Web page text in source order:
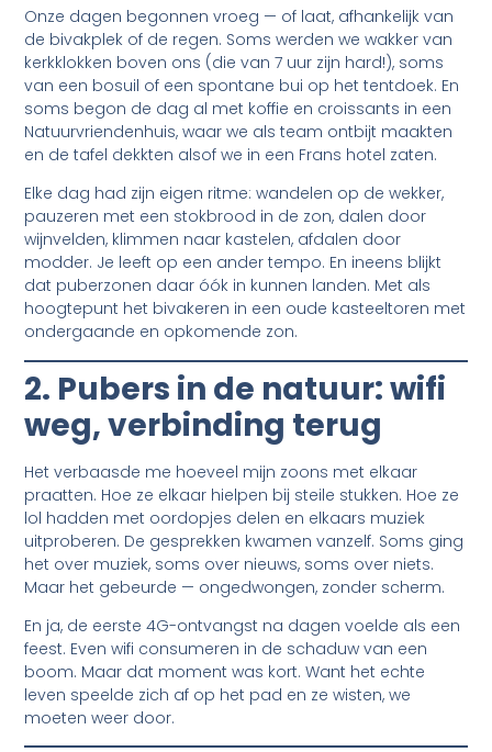
Onze dagen begonnen vroeg — of laat, afhankelijk van
de bivakplek of de regen. Soms werden we wakker van
kerkklokken boven ons (die van 7 uur zijn hard!), soms
van een bosuil of een spontane bui op het tentdoek. En
soms begon de dag al met koffie en croissants in een
Natuurvriendenhuis, waar we als team ontbijt maakten
en de tafel dekkten alsof we in een Frans hotel zaten.
Elke dag had zijn eigen ritme: wandelen op de wekker,
pauzeren met een stokbrood in de zon, dalen door
wijnvelden, klimmen naar kastelen, afdalen door
modder. Je leeft op een ander tempo. En ineens blijkt
dat puberzonen daar óók in kunnen landen. Met als
hoogtepunt het bivakeren in een oude kasteeltoren met
ondergaande en opkomende zon.
2. Pubers in de natuur: wifi
weg, verbinding terug
Het verbaasde me hoeveel mijn zoons met elkaar
praatten. Hoe ze elkaar hielpen bij steile stukken. Hoe ze
lol hadden met oordopjes delen en elkaars muziek
uitproberen. De gesprekken kwamen vanzelf. Soms ging
het over muziek, soms over nieuws, soms over niets.
Maar het gebeurde — ongedwongen, zonder scherm.
En ja, de eerste 4G-ontvangst na dagen voelde als een
feest. Even wifi consumeren in de schaduw van een
boom. Maar dat moment was kort. Want het echte
leven speelde zich af op het pad en ze wisten, we
moeten weer door.